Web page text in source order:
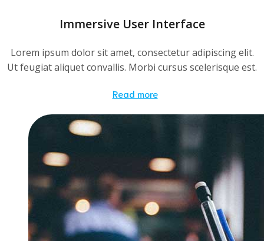
Immersive User Interface
Lorem ipsum dolor sit amet, consectetur adipiscing elit.
Ut feugiat aliquet convallis. Morbi cursus scelerisque est.
Read more